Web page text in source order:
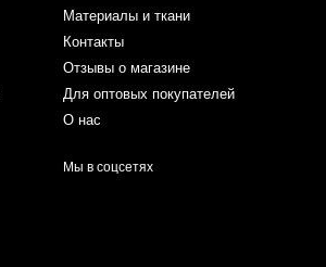
Материалы и ткани
Контакты
Отзывы о магазине
Для оптовых покупателей
О нас
Мы в соцсетях